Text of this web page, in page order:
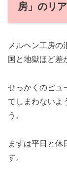
房」のリ
メルヘン工房の
国と地獄ほど差
せっかくのピュ
てしまわないよ
う。
まずは平日と休
す。